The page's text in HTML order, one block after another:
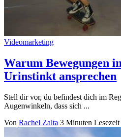
Videomarketing
Warum Bewegungen
Urinstinkt ansprechen
Stell dir vor, du befindest dich im
Augenwinkeln, dass sich ...
Von Rachel Zalta 3 Minuten Lesezeit